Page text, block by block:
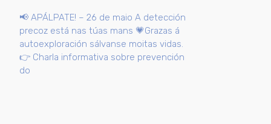
📢 APÁLPATE! – 26 de maio A detección
precoz está nas túas mans 💗Grazas á
autoexploración sálvanse moitas vidas.
👉 Charla informativa sobre prevención
do